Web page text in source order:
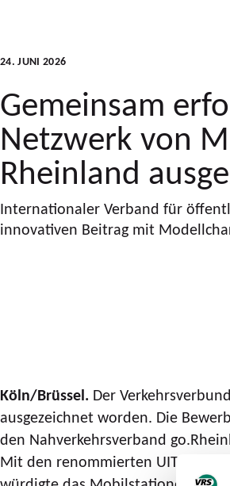
24. JUNI 2026
Gemeinsam
Netzwerk von
Rheinland
Internationaler Verband für
innovativen Beitrag mit
Köln/Brüssel. Der
ausgezeichnet worden. Die
den Nahverkehrsverband
Mit den renommierten UITP